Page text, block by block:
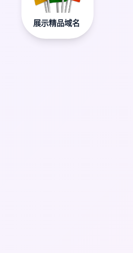
展示精品域名